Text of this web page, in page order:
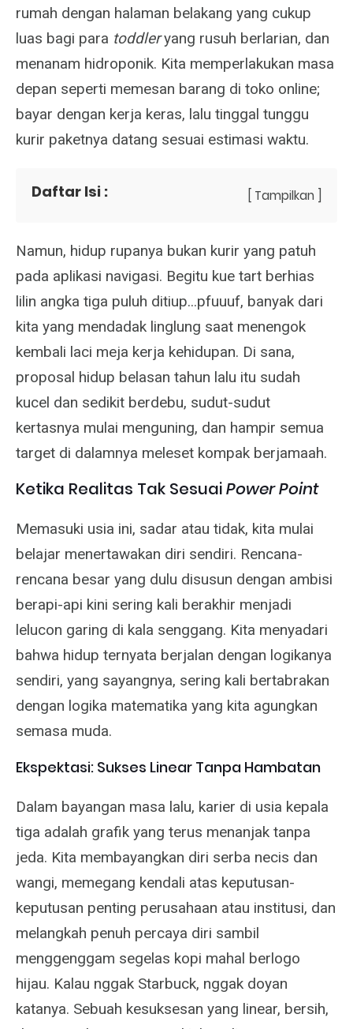
rumah dengan halaman belakang yang cukup
luas bagi para toddleryang rusuh berlarian, dan
menanam hidroponik. Kita memperlakukan masa
depan seperti memesan barang di toko online;
bayar dengan kerja keras, lalu tinggal tunggu
kurir paketnya datang sesuai estimasi waktu.
Daftar Isi : [ Tampilkan ]
Namun, hidup rupanya bukan kurir yang patuh
pada aplikasi navigasi. Begitu kue tart berhias
lilin angka tiga puluh ditiup...pfuuuf, banyak dari
kita yang mendadak linglung saat menengok
kembali laci meja kerja kehidupan. Di sana,
proposal hidup belasan tahun lalu itu sudah
kucel dan sedikit berdebu, sudut-sudut
kertasnya mulai menguning, dan hampir semua
target di dalamnya meleset kompak berjamaah.
Ketika Realitas Tak SesuaiPower Point
Memasuki usia ini, sadar atau tidak, kita mulai
belajar menertawakan diri sendiri. Rencana-
rencana besar yang dulu disusun dengan ambisi
berapi-api kini sering kali berakhir menjadi
lelucon garing di kala senggang. Kita menyadari
bahwa hidup ternyata berjalan dengan logikanya
sendiri, yang sayangnya, sering kali bertabrakan
dengan logika matematika yang kita agungkan
semasa muda.
Ekspektasi: Sukses Linear Tanpa Hambatan
Dalam bayangan masa lalu, karier di usia kepala
tiga adalah grafik yang terus menanjak tanpa
jeda. Kita membayangkan diri serba necis dan
wangi, memegang kendali atas keputusan-
keputusan penting perusahaan atau institusi, dan
melangkah penuh percaya diri sambil
menggenggam segelas kopi mahal berlogo
hijau. Kalau nggak Starbuck, nggak doyan
katanya. Sebuah kesuksesan yang linear, bersih,